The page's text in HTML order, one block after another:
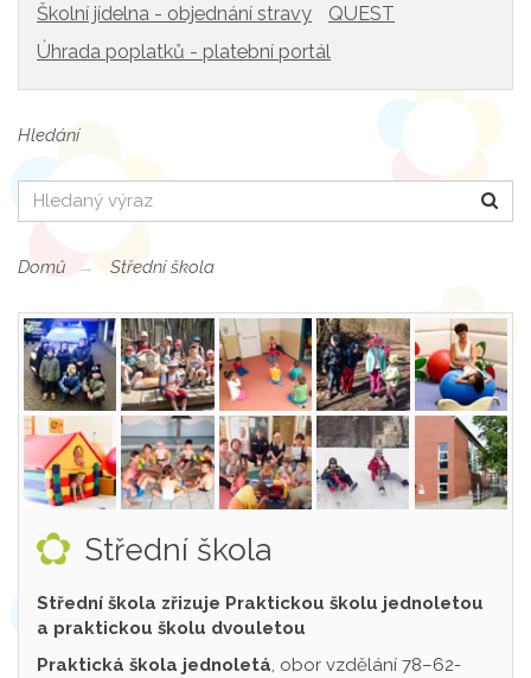
Školní jídelna - objednání stravy
QUEST
Úhrada poplatků - platební portál
Hledání
Hledat
Domů Střední škola
Střední škola
Střední škola zřizuje Praktickou školu jednoletou
a praktickou školu dvouletou
Praktická škola jednoletá, obor vzdělání 78–62-